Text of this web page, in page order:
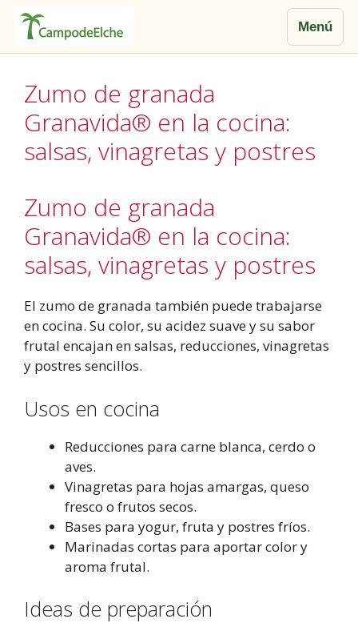
Menú
contenido
Zumo de granada
Granavida® en la cocina:
salsas, vinagretas y postres
Zumo de granada
Granavida® en la cocina:
salsas, vinagretas y postres
El zumo de granada también puede trabajarse
en cocina. Su color, su acidez suave y su sabor
frutal encajan en salsas, reducciones, vinagretas
y postres sencillos.
Usos en cocina
Reducciones para carne blanca, cerdo o
aves.
Vinagretas para hojas amargas, queso
fresco o frutos secos.
Bases para yogur, fruta y postres fríos.
Marinadas cortas para aportar color y
aroma frutal.
Ideas de preparación